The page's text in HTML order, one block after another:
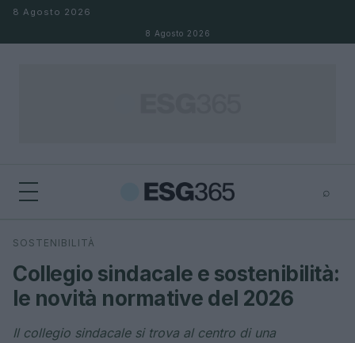
Salta al contenuto
8 Agosto 2026
8 Agosto 2026
⌕
Cerca
SOSTENIBILITÀ
Collegio sindacale e sostenibilità:
le novità normative del 2026
Il collegio sindacale si trova al centro di una